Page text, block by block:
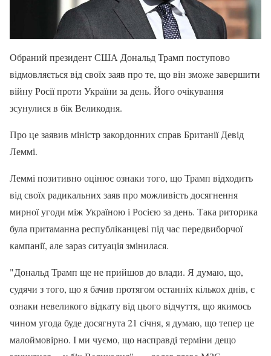
Обраний президент США Дональд Трамп поступово
відмовляється від своїх заяв про те, що він зможе завершити
війну Росії проти України за день. Його очікування
зсунулися в бік Великодня.
Про це заявив міністр закордонних справ Британії Девід
Леммі.
Леммі позитивно оцінює ознаки того, що Трамп відходить
від своїх радикальних заяв про можливість досягнення
мирної угоди між Україною і Росією за день. Така риторика
була притаманна республіканцеві під час передвиборчої
кампанії, але зараз ситуація змінилася.
"Дональд Трамп ще не прийшов до влади. Я думаю, що,
судячи з того, що я бачив протягом останніх кількох днів, є
ознаки невеликого відкату від цього відчуття, що якимось
чином угода буде досягнута 21 січня, я думаю, що тепер це
малоймовірно. І ми чуємо, що насправді терміни дещо